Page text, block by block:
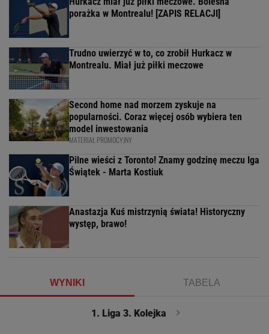
porażka w Montrealu! [ZAPIS RELACJI]
Trudno uwierzyć w to, co zrobił Hurkacz w
Montrealu. Miał już piłki meczowe
Second home nad morzem zyskuje na
popularności. Coraz więcej osób wybiera ten
model inwestowania
MATERIAŁ PROMOCYJNY
Pilne wieści z Toronto! Znamy godzinę meczu Iga
Świątek - Marta Kostiuk
Anastazja Kuś mistrzynią świata! Historyczny
występ, brawo!
WYNIKI TABELA
1. Liga 3. Kolejka